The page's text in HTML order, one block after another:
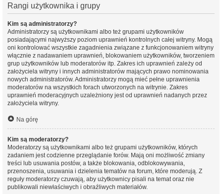
Rangi użytkownika i grupy
Kim są administratorzy?
Administratorzy są użytkownikami albo też grupami użytkowników
posiadającymi najwyższy poziom uprawnień kontrolnych całej witryny. Mogą
oni kontrolować wszystkie zagadnienia związane z funkcjonowaniem witryny
włącznie z nadawaniem uprawnień, blokowaniem użytkowników, tworzeniem
grup użytkowników lub moderatorów itp. Zakres ich uprawnień zależy od
założyciela witryny i innych administratorów mających prawo nominowania
nowych administratorów. Administratorzy mogą mieć pełne uprawnienia
moderatorów na wszystkich forach utworzonych na witrynie. Zakres
uprawnień moderacyjnych uzależniony jest od uprawnień nadanych przez
założyciela witryny.
Na górę
Kim są moderatorzy?
Moderatorzy są użytkownikami albo też grupami użytkowników, których
zadaniem jest codzienne przeglądanie forów. Mają oni możliwość zmiany
treści lub usuwania postów, a także blokowania, odblokowywania,
przenoszenia, usuwania i dzielenia tematów na forum, które moderują. Z
reguły moderatorzy czuwają, aby użytkownicy pisali na temat oraz nie
publikowali niewłaściwych i obraźliwych materiałów.